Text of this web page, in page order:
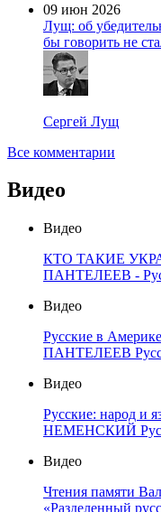
09 июн 2026
Лущ: об
бы говорить не
Сергей Лущ
Все комментарии
Видео
Видео
КТО ТАКИЕ
ПАНТЕЛЕЕВ -
Видео
Русские в
ПАНТЕЛЕЕВ
Видео
Русские: народ
НЕМЕНСКИЙ
Видео
Чтения памяти
«Разделенный